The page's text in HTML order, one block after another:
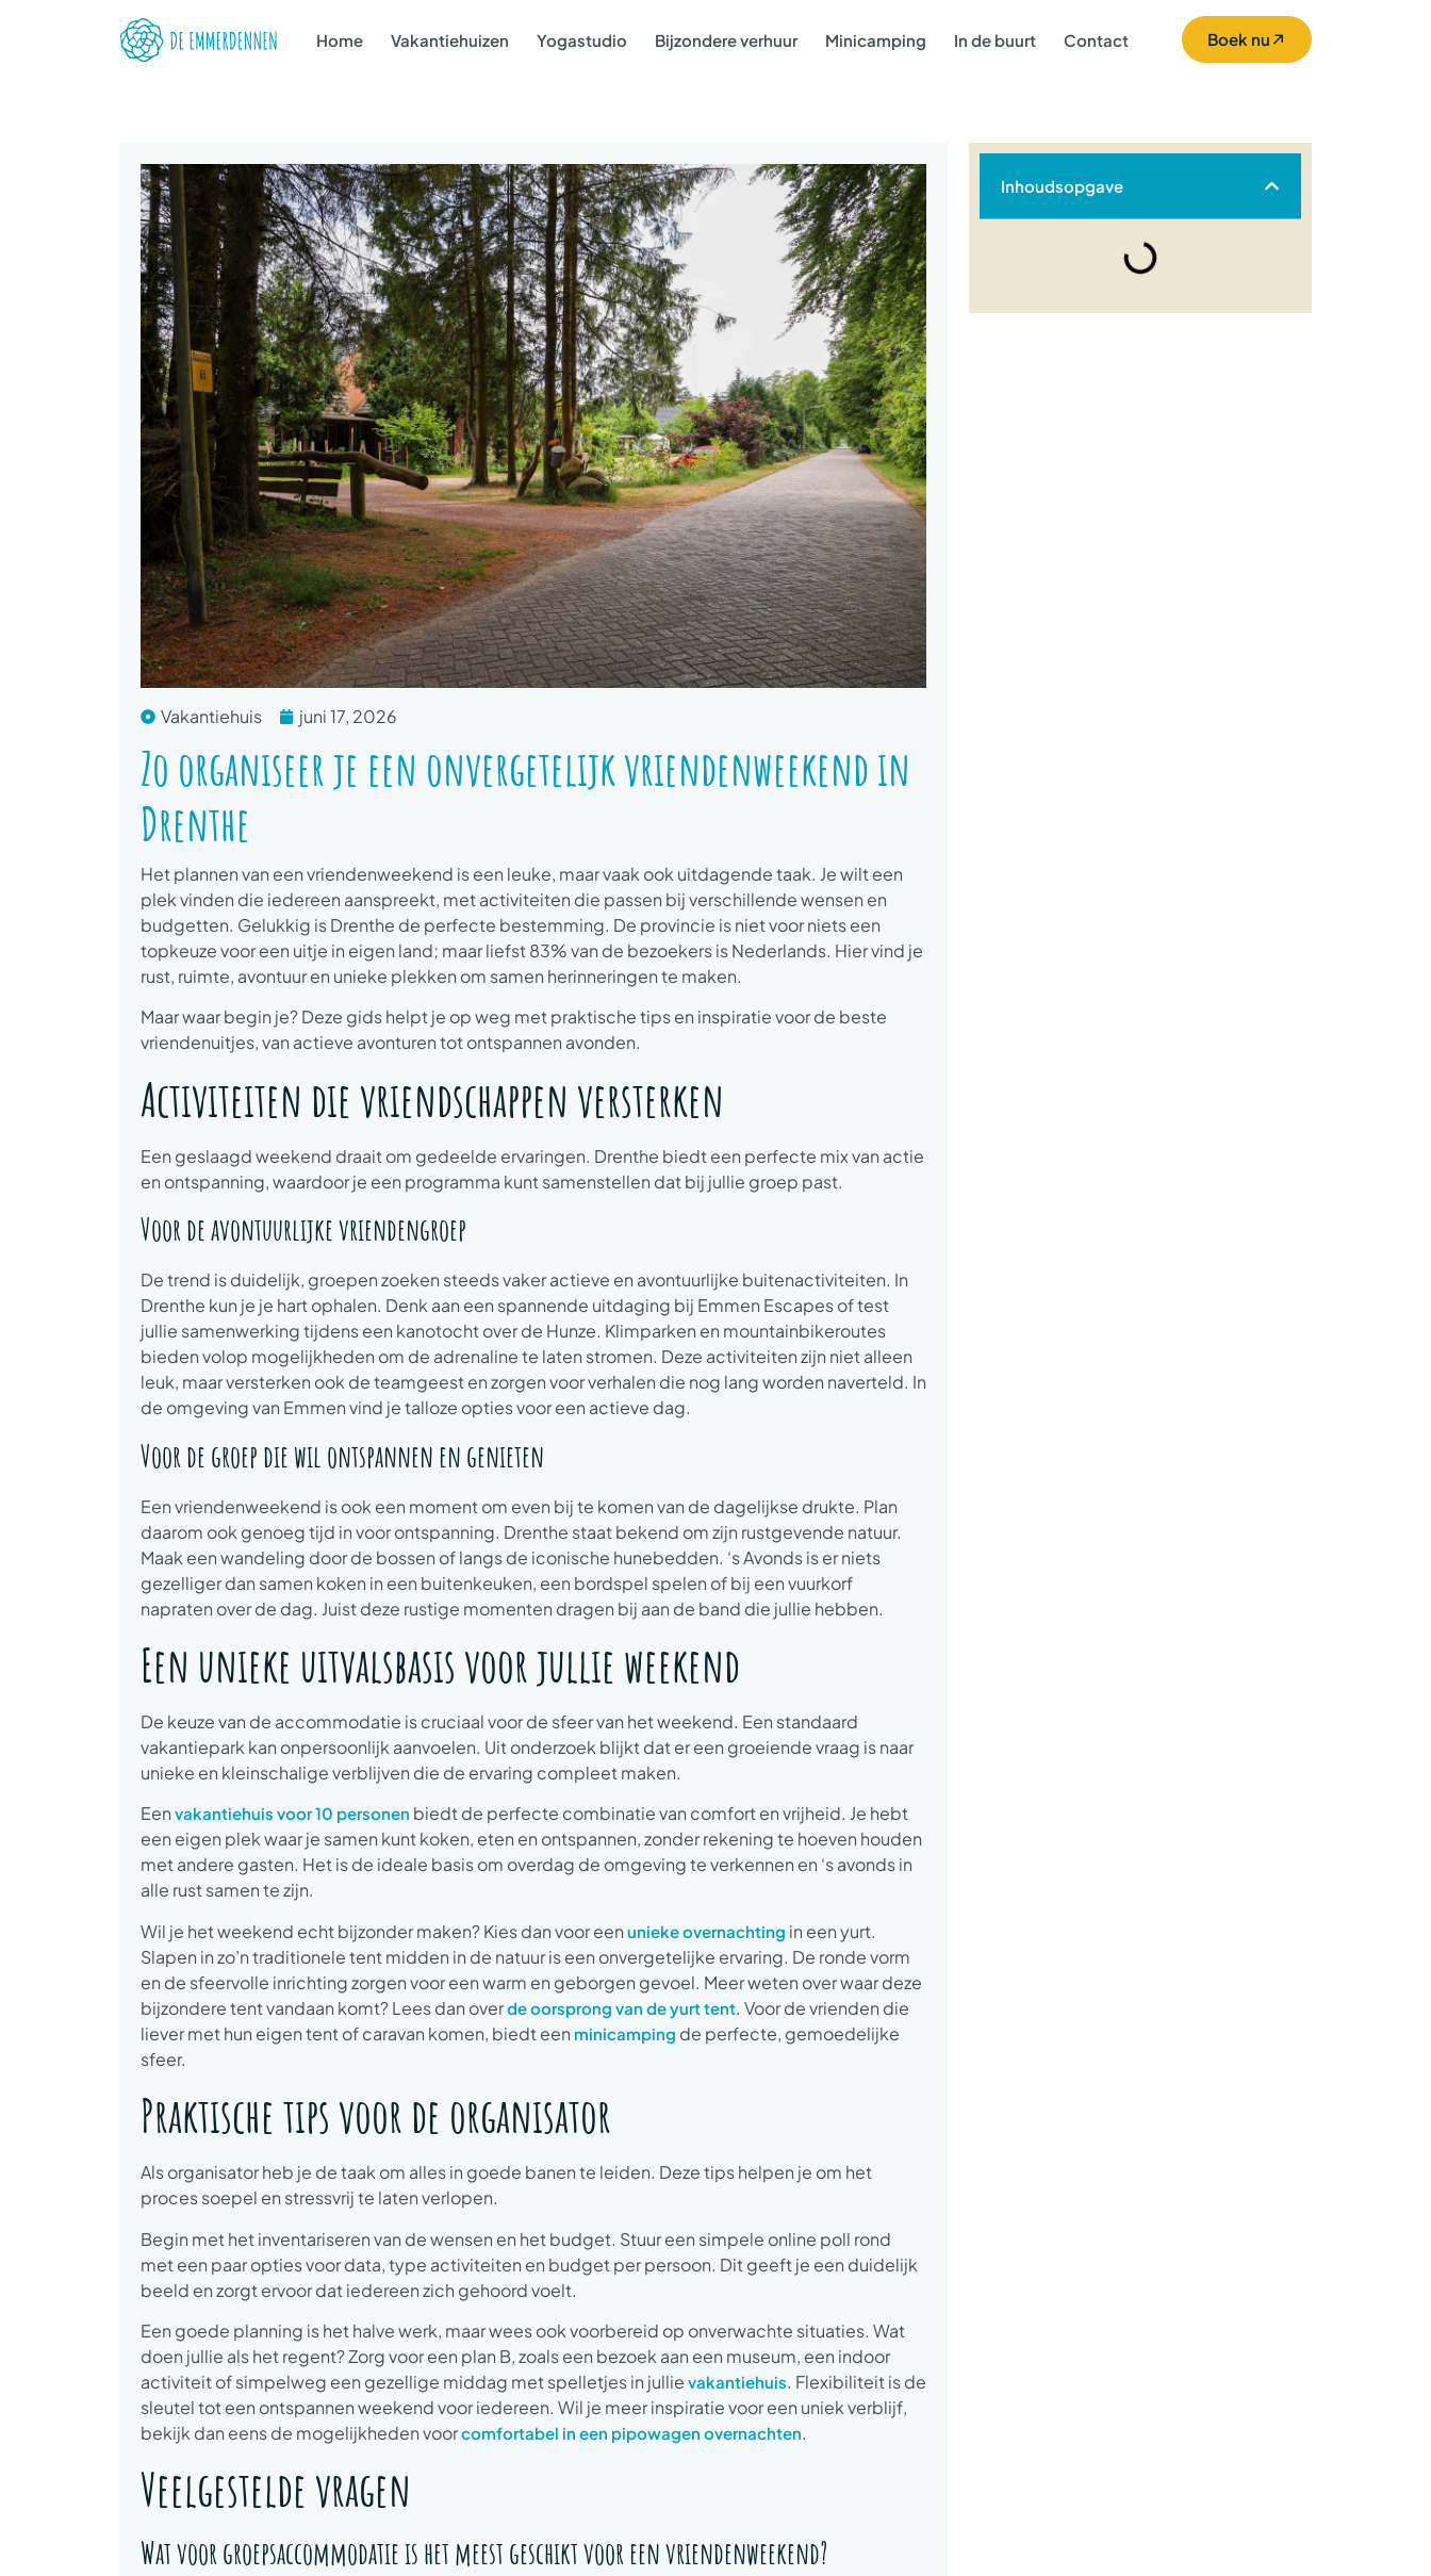
Home Vakantiehuizen Yogastudio Bijzondere verhuur Minicamping In de buurt Contact Boek nu
Vakantiehuis juni 17, 2026
Zo organiseer je een onvergetelijk vriendenweekend in
Drenthe
Het plannen van een vriendenweekend is een leuke, maar vaak ook uitdagende taak. Je wilt een
plek vinden die iedereen aanspreekt, met activiteiten die passen bij verschillende wensen en
budgetten. Gelukkig is Drenthe de perfecte bestemming. De provincie is niet voor niets een
topkeuze voor een uitje in eigen land; maar liefst 83% van de bezoekers is Nederlands. Hier vind je
rust, ruimte, avontuur en unieke plekken om samen herinneringen te maken.
Maar waar begin je? Deze gids helpt je op weg met praktische tips en inspiratie voor de beste
vriendenuitjes, van actieve avonturen tot ontspannen avonden.
Activiteiten die vriendschappen versterken
Een geslaagd weekend draait om gedeelde ervaringen. Drenthe biedt een perfecte mix van actie
en ontspanning, waardoor je een programma kunt samenstellen dat bij jullie groep past.
Voor de avontuurlijke vriendengroep
De trend is duidelijk, groepen zoeken steeds vaker actieve en avontuurlijke buitenactiviteiten. In
Drenthe kun je je hart ophalen. Denk aan een spannende uitdaging bij Emmen Escapes of test
jullie samenwerking tijdens een kanotocht over de Hunze. Klimparken en mountainbikeroutes
bieden volop mogelijkheden om de adrenaline te laten stromen. Deze activiteiten zijn niet alleen
leuk, maar versterken ook de teamgeest en zorgen voor verhalen die nog lang worden naverteld. In
de omgeving van Emmen vind je talloze opties voor een actieve dag.
Voor de groep die wil ontspannen en genieten
Een vriendenweekend is ook een moment om even bij te komen van de dagelijkse drukte. Plan
daarom ook genoeg tijd in voor ontspanning. Drenthe staat bekend om zijn rustgevende natuur.
Maak een wandeling door de bossen of langs de iconische hunebedden. ‘s Avonds is er niets
gezelliger dan samen koken in een buitenkeuken, een bordspel spelen of bij een vuurkorf
napraten over de dag. Juist deze rustige momenten dragen bij aan de band die jullie hebben.
Een unieke uitvalsbasis voor jullie weekend
De keuze van de accommodatie is cruciaal voor de sfeer van het weekend. Een standaard
vakantiepark kan onpersoonlijk aanvoelen. Uit onderzoek blijkt dat er een groeiende vraag is naar
unieke en kleinschalige verblijven die de ervaring compleet maken.
Een vakantiehuis voor 10 personen biedt de perfecte combinatie van comfort en vrijheid. Je hebt
een eigen plek waar je samen kunt koken, eten en ontspannen, zonder rekening te hoeven houden
met andere gasten. Het is de ideale basis om overdag de omgeving te verkennen en ‘s avonds in
alle rust samen te zijn.
Wil je het weekend echt bijzonder maken? Kies dan voor een unieke overnachting in een yurt.
Slapen in zo’n traditionele tent midden in de natuur is een onvergetelijke ervaring. De ronde vorm
en de sfeervolle inrichting zorgen voor een warm en geborgen gevoel. Meer weten over waar deze
bijzondere tent vandaan komt? Lees dan overde oorsprong van de yurt tent. Voor de vrienden die
liever met hun eigen tent of caravan komen, biedt een minicamping de perfecte, gemoedelijke
sfeer.
Praktische tips voor de organisator
Als organisator heb je de taak om alles in goede banen te leiden. Deze tips helpen je om het
proces soepel en stressvrij te laten verlopen.
Begin met het inventariseren van de wensen en het budget. Stuur een simpele online poll rond
met een paar opties voor data, type activiteiten en budget per persoon. Dit geeft je een duidelijk
beeld en zorgt ervoor dat iedereen zich gehoord voelt.
Een goede planning is het halve werk, maar wees ook voorbereid op onverwachte situaties. Wat
doen jullie als het regent? Zorg voor een plan B, zoals een bezoek aan een museum, een indoor
activiteit of simpelweg een gezellige middag met spelletjes in jullie vakantiehuis. Flexibiliteit is de
sleutel tot een ontspannen weekend voor iedereen. Wil je meer inspiratie voor een uniek verblijf,
bekijk dan eens de mogelijkheden voorcomfortabel in een pipowagen overnachten.
Veelgestelde vragen
Wat voor groepsaccommodatie is het meest geschikt voor een vriendenweekend?
Inhoudsopgave